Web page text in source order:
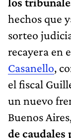
hechos que
sorteo
recayera en
Casanello,
el fiscal
un nuevo
Buenos
de